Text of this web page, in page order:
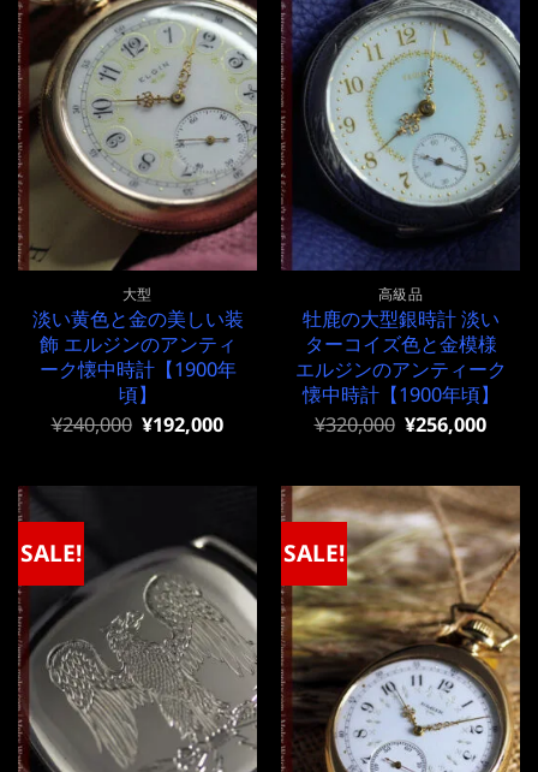
大型
淡い黄色と金の美しい装
飾 エルジンのアンティ
ーク懐中時計【1900年
頃】
元
格
¥240,000
で
し
た。
¥240,000 現
¥240,000
で
す。
¥192,000
高級品
牡鹿の大型銀時計 淡い
ターコイズ色と金模様
エルジンのアンティーク
懐中時計【1900年頃】
元
格
は
¥320,000
で
し
た。
¥320,000 現
価
格
は
¥320,000
で
す。
¥256,000
SALE! SALE!